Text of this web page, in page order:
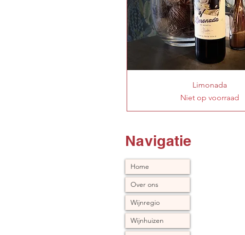
Limonada
Niet op voorraad
Navigatie
Home
Over ons
Wijnregio
Wijnhuizen